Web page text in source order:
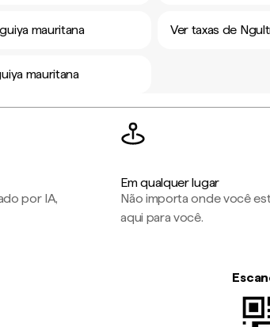
mauritana Ver taxas de
mauritana
por IA,
Em qualquer lugar
Não importa onde você
aqui para você.